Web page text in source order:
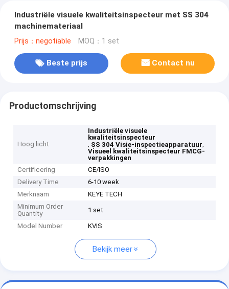
Industriële visuele kwaliteitsinspecteur met SS 304
machinemateriaal
Prijs：negotiable MOQ：1 set
Beste prijs Contact nu
Productomschrijving
Hoog licht
Industriële visuele
kwaliteitsinspecteur
, SS 304 Visie-inspectieapparatuur,
Visueel kwaliteitsinspecteur FMCG-
verpakkingen
Certificering
CE/ISO
Delivery Time
6-10 week
Merknaam
KEYE TECH
Minimum Order
Quantity
1 set
Model Number KVIS
Bekijk meer